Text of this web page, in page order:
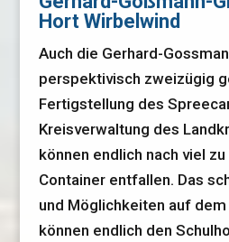
Hort Wirbelwind
Auch die Gerhard-
perspektivisch zweizügig
Fertigstellung des
Kreisverwaltung des
können endlich nach viel
Container entfallen. Das
und Möglichkeiten auf dem
können endlich den